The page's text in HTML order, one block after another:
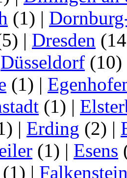
(1) |
| Dresden
Düsseldorf (10)
(1) |
(1) |
| Erding (2) |
(1) | Esens
(1) |